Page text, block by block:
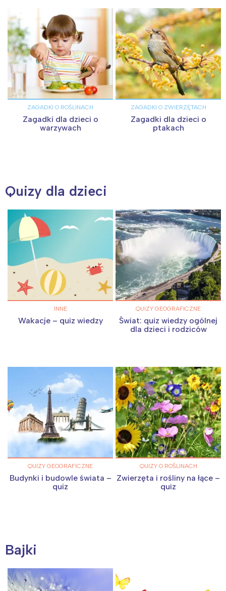
ZAGADKI O ROŚLINACH
Zagadki dla dzieci o
warzywach
ZAGADKI O ZWIERZĘTACH
Zagadki dla dzieci o
ptakach
Quizy dla dzieci
INNE
Wakacje – quiz wiedzy
QUIZY GEOGRAFICZNE
Świat: quiz wiedzy ogólnej
dla dzieci i rodziców
QUIZY GEOGRAFICZNE
Budynki i budowle świata –
quiz
QUIZY O ROŚLINACH
Zwierzęta i rośliny na łące –
quiz
Bajki